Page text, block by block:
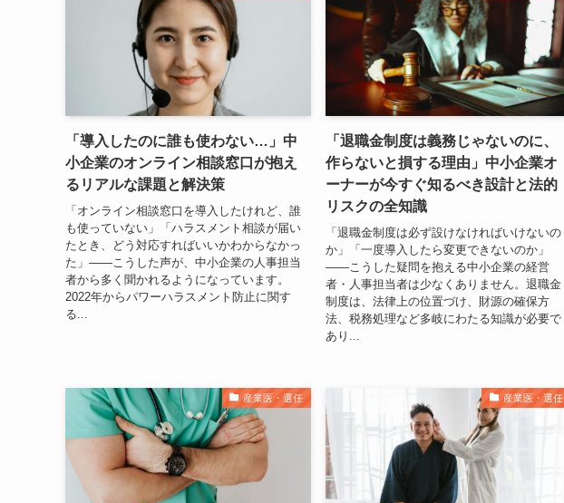
「導入したのに誰も使わない…」中
小企業のオンライン相談窓口が抱え
るリアルな課題と解決策
「オンライン相談窓口を導入したけれど、誰
も使っていない」「ハラスメント相談が届い
たとき、どう対応すればいいかわからなかっ
た」——こうした声が、中小企業の人事担当
者から多く聞かれるようになっています。
2022年からパワーハラスメント防止に関す
る...
「退職金制度は義務じゃないのに、
作らないと損する理由」中小企業オ
ーナーが今すぐ知るべき設計と法的
リスクの全知識
「退職金制度は必ず設けなければいけないの
か」「一度導入したら変更できないのか」
――こうした疑問を抱える中小企業の経営
者・人事担当者は少なくありません。退職金
制度は、法律上の位置づけ、財源の確保方
法、税務処理など多岐にわたる知識が必要で
あり...
産業医・選任 産業医・選任